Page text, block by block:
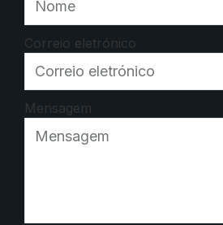
Correio eletrónico
Mensagem